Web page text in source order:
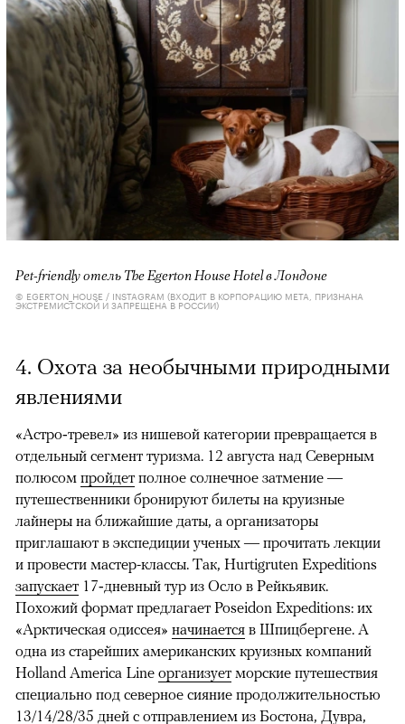
Pet-friendly отель The Egerton House Hotel в Лондоне
© EGERTON_HOUSE / INSTAGRAM (ВХОДИТ В КОРПОРАЦИЮ META, ПРИЗНАНА
ЭКСТРЕМИСТСКОЙ И ЗАПРЕЩЕНА В РОССИИ)
4. Охота за необычными природными
явлениями
«Астро‑тревел» из нишевой категории превращается в
отдельный сегмент туризма. 12 августа над Северным
полюсом пройдет полное солнечное затмение —
путешественники бронируют билеты на круизные
лайнеры на ближайшие даты, а организаторы
приглашают в экспедиции ученых — прочитать лекции
и провести мастер-классы. Так, Hurtigruten Expeditions
запускает 17‑дневный тур из Осло в Рейкьявик.
Похожий формат предлагает Poseidon Expeditions: их
«Арктическая одиссея» начинается в Шпицбергене. А
одна из старейших американских круизных компаний
Holland America Line организует морские путешествия
специально под северное сияние продолжительностью
13/14/28/35 дней с отправлением из Бостона, Дувра,